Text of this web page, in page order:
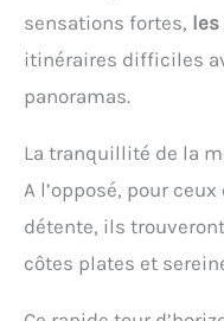
sensations fortes, les
itinéraires difficiles
panoramas.
La tranquillité de la
A l’opposé, pour
détente, ils
côtes plates et